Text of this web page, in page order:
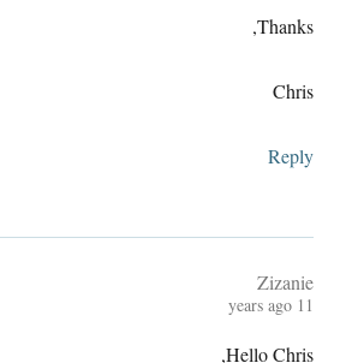
Thanks
,
Chris
Reply
Zizanie
11
years ago
Hello Chris
,